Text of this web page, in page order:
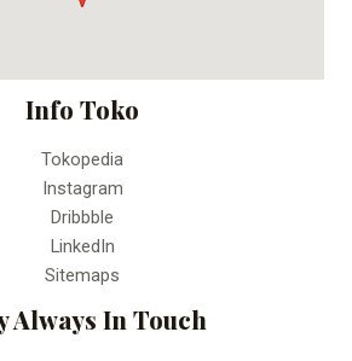
Info Toko
Tokopedia
Instagram
Dribbble
LinkedIn
Sitemaps
Always In Touch